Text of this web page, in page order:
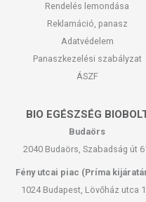
Rendelés lemondása
Reklamáció, panasz
Adatvédelem
Panaszkezelési szabályzat
ÁSZF
BIO EGÉSZSÉG
Budaörs
2040 Budaörs, Szabadság út
Fény utcai piac (Príma
1024 Budapest, Lövőház utca